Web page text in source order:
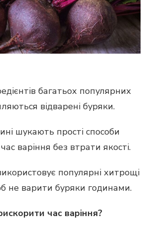
багатьох популярних
відварені буряки.
шукають прості способи
варіння без втрати якості.
популярні хитрощі
не варити буряки годинами.
час варіння?